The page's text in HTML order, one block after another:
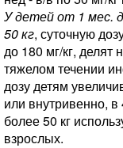
У детей от 1 мес.
50 кг, суточную
до 180 мг/кг,
тяжелом течении
дозу детям
или внутривенно,
более 50 кг
взрослых.